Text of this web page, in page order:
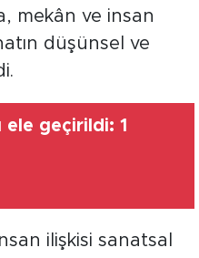
mekân ve insan
düşünsel ve
geçirildi: 1
ilişkisi sanatsal